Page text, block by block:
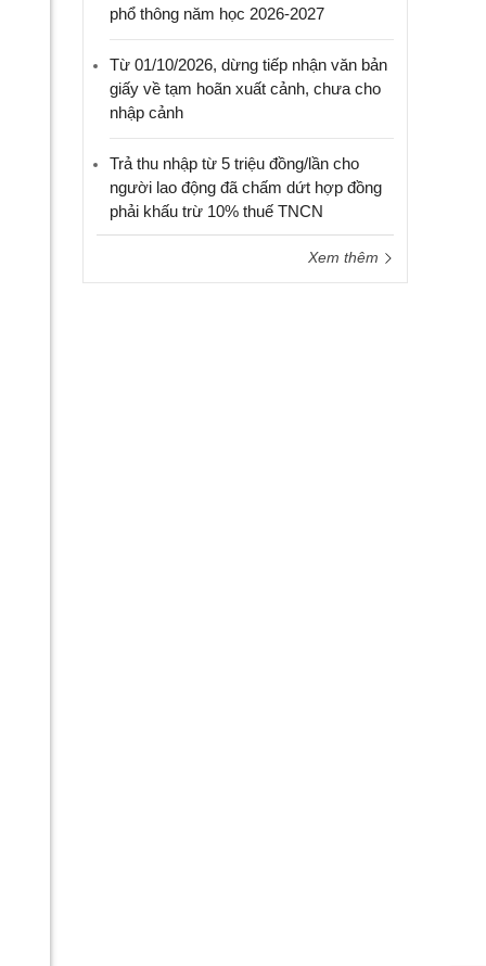
phổ thông năm học 2026-2027
Từ 01/10/2026, dừng tiếp nhận văn bản
giấy về tạm hoãn xuất cảnh, chưa cho
nhập cảnh
Trả thu nhập từ 5 triệu đồng/lần cho
người lao động đã chấm dứt hợp đồng
phải khấu trừ 10% thuế TNCN
Xem thêm